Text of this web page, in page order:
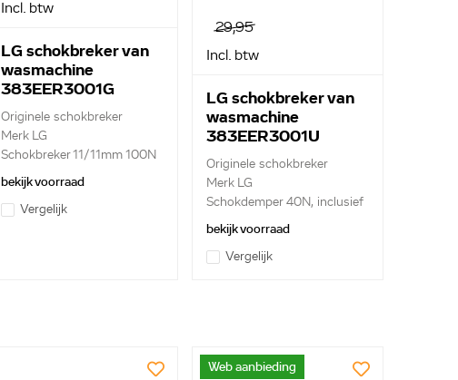
Incl. btw
LG schokbreker van
wasmachine
383EER3001G
Originele schokbreker
Merk LG
Schokbreker 11/11mm 100N
+ 2...
bekijk voorraad
Vergelijk
29,95
Incl. btw
LG schokbreker van
wasmachine
383EER3001U
Originele schokbreker
Merk LG
Schokdemper 40N, inclusief
p...
bekijk voorraad
Vergelijk
Web aanbieding